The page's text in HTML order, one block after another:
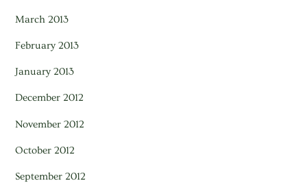
March 2013
February 2013
January 2013
December 2012
November 2012
October 2012
September 2012